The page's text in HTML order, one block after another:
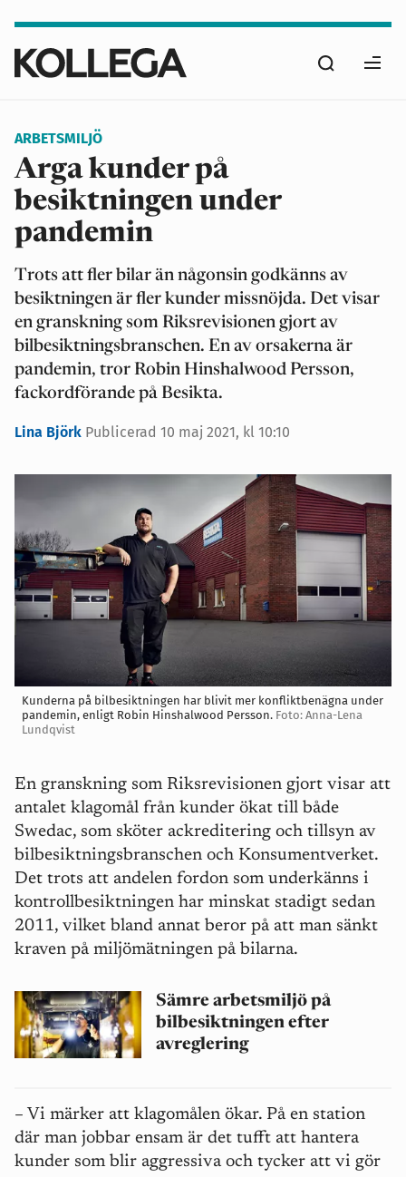
huvudinnehåll
Sök
ARBETSMILJÖ
Arga kunder på
besiktningen under
pandemin
Trots att fler bilar än någonsin godkänns av
besiktningen är fler kunder missnöjda. Det visar
en granskning som Riksrevisionen gjort av
bilbesiktningsbranschen. En av orsakerna är
pandemin, tror Robin Hinshalwood Persson,
fackordförande på Besikta.
Lina Björk Publicerad 10 maj 2021, kl 10:10
Kunderna på bilbesiktningen har blivit mer konfliktbenägna under
pandemin, enligt Robin Hinshalwood Persson. Foto: Anna-Lena
Lundqvist
En granskning som Riksrevisionen gjort visar att
antalet klagomål från kunder ökat till både
Swedac, som sköter ackreditering och tillsyn av
bilbesiktningsbranschen och Konsumentverket.
Det trots att andelen fordon som underkänns i
kontrollbesiktningen har minskat stadigt sedan
2011, vilket bland annat beror på att man sänkt
kraven på miljömätningen på bilarna.
Sämre arbetsmiljö på
bilbesiktningen efter
avreglering
– Vi märker att klagomålen ökar. På en station
där man jobbar ensam är det tufft att hantera
kunder som blir aggressiva och tycker att vi gör